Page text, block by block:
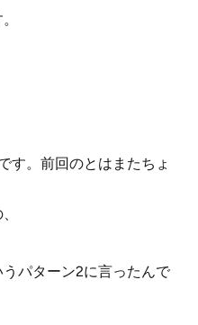
す。前回のとはまたちょ
パターン2に言ったんで